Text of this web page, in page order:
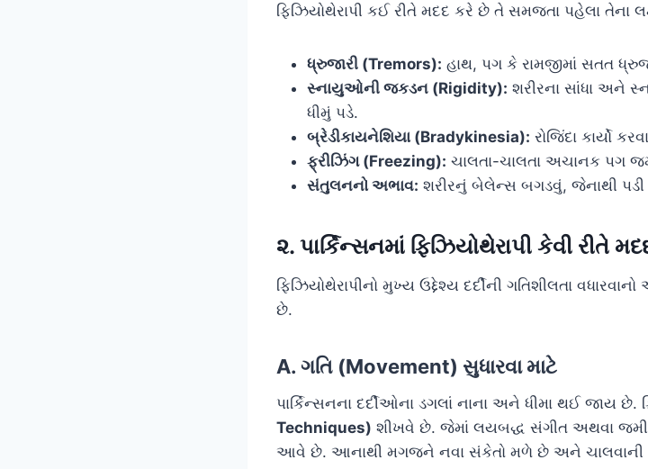
ફિઝિયોથેરાપી કઈ રીતે મદદ કરે છે તે સમજતા પહેલા તેના
ધ્રુજારી (Tremors): હાથ, પગ કે રામજીમાં સતત
સ્નાયુઓની જકડન (Rigidity): શરીરના સાંધા અને
ધીમું પડે.
બ્રેડીકાયનેશિયા (Bradykinesia): રોજિંદા કાર્યો
ફ્રીઝિંગ (Freezing): ચાલતા-ચાલતા અચાનક પગ
સંતુલનનો અભાવ: શરીરનું બેલેન્સ બગડવું, જેનાથી
૨. પાર્કિન્સનમાં ફિઝિયોથેરાપી કેવી રીતે
ફિઝિયોથેરાપીનો મુખ્ય ઉદ્દેશ્ય દર્દીની ગતિશીલતા
છે.
A. ગતિ (Movement) સુધારવા માટે
પાર્કિન્સનના દર્દીઓના ડગલાં નાના અને ધીમા થઈ જાય છે.
Techniques) શીખવે છે. જેમાં લયબદ્ધ સંગીત અથવા
આવે છે. આનાથી મગજને નવા સંકેતો મળે છે અને